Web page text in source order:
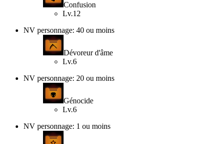
Confusion
Lv.12
NV personnage: 40 ou moins
Dévoreur d'âme
Lv.6
NV personnage: 20 ou moins
Génocide
Lv.6
NV personnage: 1 ou moins